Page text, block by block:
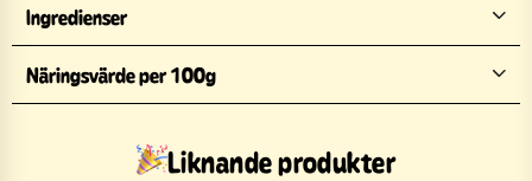
Ingredienser
Näringsvärde per 100g
Liknande produkter